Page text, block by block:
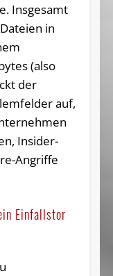
Insgesamt
in
(also
der
auf,
Insider-
Angriffe
Einfallstor